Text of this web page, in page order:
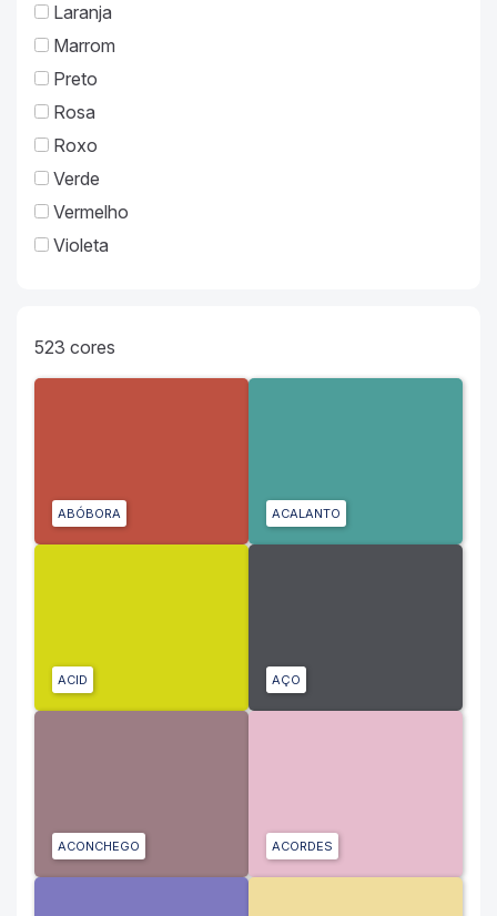
Laranja
Marrom
Preto
Rosa
Roxo
Verde
Vermelho
Violeta
523 cores
ABÓBORA ACALANTO
ACID AÇO
ACONCHEGO ACORDES